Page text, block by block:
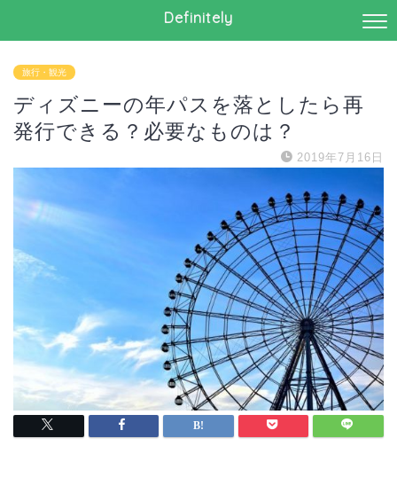
Definitely
旅行・観光
ディズニーの年パスを落としたら再
発行できる？必要なものは？
2019年7月16日